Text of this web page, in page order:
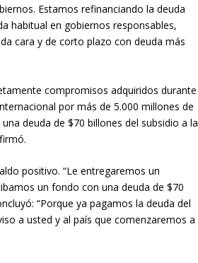
Estamos refinanciando la deuda
habitual en gobiernos responsables,
cara y de corto plazo con deuda más
compromisos adquiridos durante
por más de 5.000 millones de
deuda de $70 billones del subsidio a la
positivo. “Le entregaremos un
un fondo con una deuda de $70
“Porque ya pagamos la deuda del
a usted y al país que comenzaremos a